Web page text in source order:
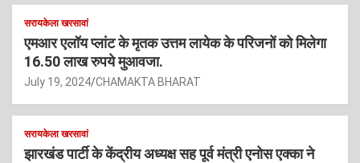
सरायकेला खरसावां
एमआर एलॉय प्लांट के मृतक उत्तम लायेक के परिजनों को मिलेगा
16.50 लाख रुपये मुआवजा.
July 19, 2024 CHAMAKTA BHARAT
सरायकेला खरसावां
झारखंड पार्टी के केंद्रीय अध्यक्ष सह पूर्व मंत्री एनोस एक्का ने